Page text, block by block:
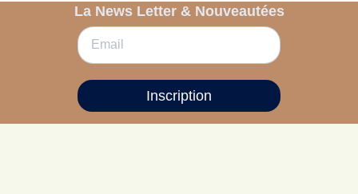
La News Letter & Nouveautées
Inscription